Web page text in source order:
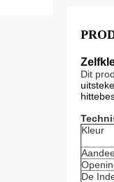
Dit
Kleur
De